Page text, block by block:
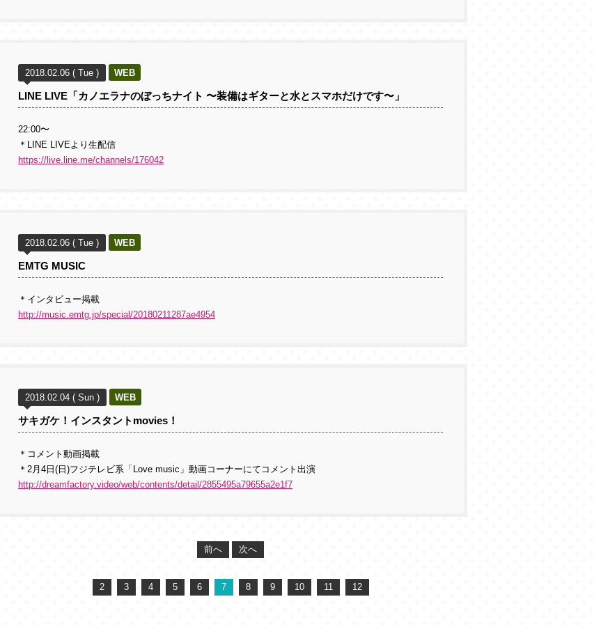
2018.02.06 ( Tue ) WEB
LINE LIVE「カノエラナのぼっちナイト 〜装備はギターと水とスマホだけです〜」
22:00〜
＊LINE LIVEより生配信
https://live.line.me/channels/176042
2018.02.06 ( Tue ) WEB
EMTG MUSIC
＊インタビュー掲載
http://music.emtg.jp/special/20180211287ae4954
2018.02.04 ( Sun ) WEB
サキガケ！インスタントmovies！
＊コメント動画掲載
＊2月4日(日)フジテレビ系「Love music」動画コーナーにてコメント出演
http://dreamfactory.video/web/contents/detail/2855495a79655a2e1f7
前へ 次へ
2 3 4 5 6 7 8 9 10 11 12